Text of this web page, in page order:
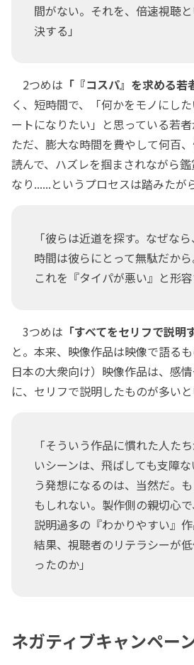
間がない。それを、倍速視聴
決する」
2つめは 「『コスパ』を求める若
く、短時間で、「何かをモノにし
ートになりたい」と思っている若者
ただ、膨大な時間を費やして何百、
読んで、ハズレを掴まされながら
なり......というプロセスは踏みたが
「彼らは近道を探す。なぜな
時間は彼らにとって無駄だか
これを『タイパが悪い』と形容
3つめは 「すべてをセリフで説明
と。本来、映像作品は映像で語る
日本の大衆向け）映像作品は、感
に、セリフで説明したものが多いと
「そういう作品に慣れた人た
いシーンは、飛ばしても支障
う発想になるのは、当然だ。
もしれない。製作側の親切心
説明過多の『わかりやすい』
結果、視聴者のリテラシーが
ったのか」
ネガティブキャンペー